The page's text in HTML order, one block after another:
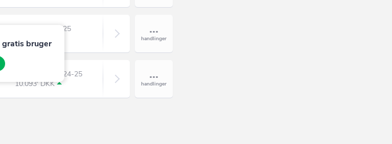
Resultat for 2025
Resultat for 2024-25
10.093' DKK
gratis bruger